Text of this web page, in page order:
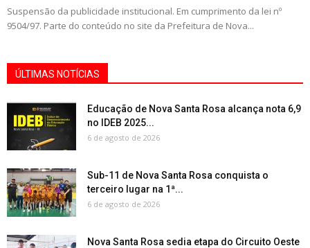
Suspensão da publicidade institucional. Em cumprimento da lei nº
9504/97. Parte do conteúdo no site da Prefeitura de Nova...
ÚLTIMAS NOTÍCIAS
Educação de Nova Santa Rosa alcança nota 6,9
no IDEB 2025...
6 de agosto de 2026
Sub-11 de Nova Santa Rosa conquista o
terceiro lugar na 1ª...
6 de agosto de 2026
Nova Santa Rosa sedia etapa do Circuito Oeste